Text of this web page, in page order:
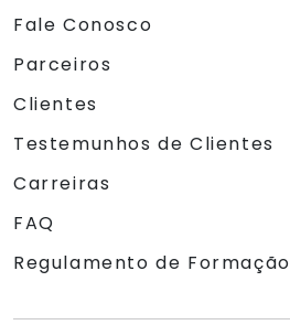
Fale Conosco
Parceiros
Clientes
Testemunhos de Clientes
Carreiras
FAQ
Regulamento de Formação